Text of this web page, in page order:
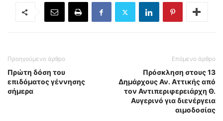
Προηγούμενο άρθρο
Πρώτη δόση του
επιδόματος γέννησης
σήμερα
Επόμενο άρθρο
Πρόσκληση στους 13
Δημάρχους Αν. Αττικής από
τον Αντιπεριφερειάρχη Θ.
Αυγερινό για διενέργεια
αιμοδοσίας